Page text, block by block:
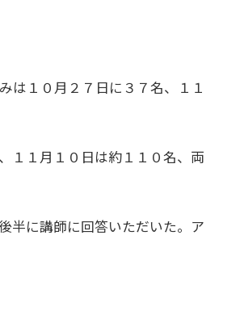
は１０月２７日に３７名、１１
１１月１０日は約１１０名、両
半に講師に回答いただいた。ア